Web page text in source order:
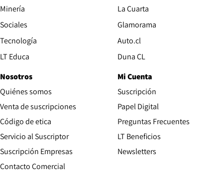
Minería
Sociales
Tecnología
LT Educa
La Cuarta
Glamorama
Auto.cl
Duna CL
Nosotros
Quiénes somos
Venta de suscripciones
Código de etica Opens in new window
Servicio al Suscriptor
Suscripción Empresas
Contacto Comercial
Mi Cuenta
Suscripción
Papel Digital
Preguntas Frecuentes
LT Beneficios
Newsletters